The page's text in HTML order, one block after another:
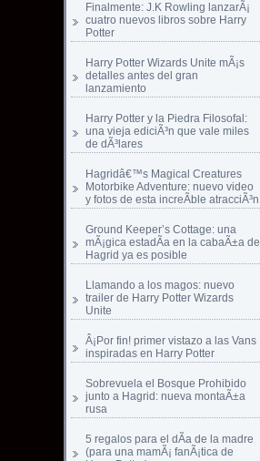
Finalmente: J.K Rowling lanzarÃ¡
cuatro nuevos libros sobre Harry
Potter
Harry Potter Wizards Unite mÃ¡s
detalles antes del gran
lanzamiento
Harry Potter y la Piedra Filosofal:
una vieja ediciÃ³n que vale miles
de dÃ³lares
Hagridâ€™s Magical Creatures
Motorbike Adventure: nuevo video
y fotos de esta increÃ­ble atracciÃ³n
Ground Keeper’s Cottage: una
mÃ¡gica estadÃ­a en la cabaÃ±a de
Hagrid ya es posible
Llamando a los magos: nuevo
trailer de Harry Potter Wizards
Unite
Â¡Por fin! primer vistazo a las Vans
inspiradas en Harry Potter
Sobrevuela el Bosque Prohibido
junto a Hagrid: nueva montaÃ±a
rusa
5 regalos para el dÃ­a de la madre
(para una mamÃ¡ fanÃ¡tica de